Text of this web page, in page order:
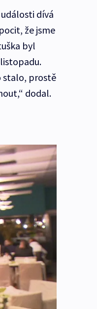
dívá
že jsme
byl
stalo, prostě
dodal.